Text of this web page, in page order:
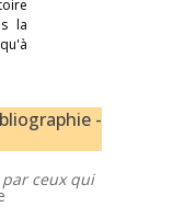
la
-
ceux qui